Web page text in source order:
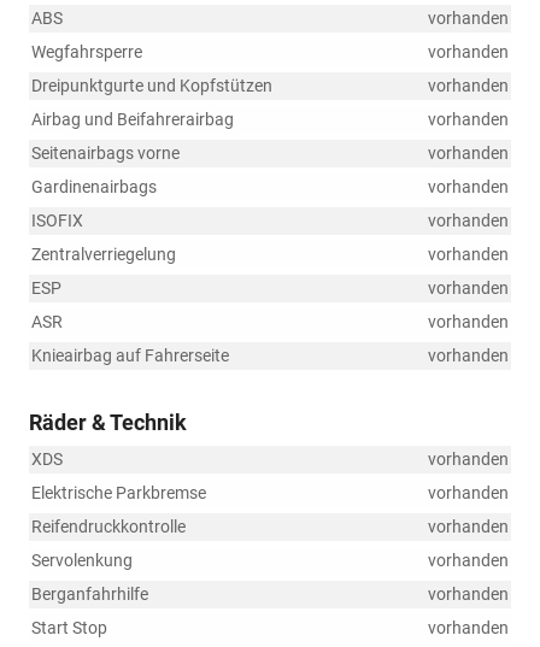
ABS
vorhanden
Wegfahrsperre
vorhanden
Dreipunktgurte und Kopfstützen
vorhanden
Airbag und Beifahrerairbag
vorhanden
Seitenairbags vorne
vorhanden
Gardinenairbags
vorhanden
ISOFIX
vorhanden
Zentralverriegelung
vorhanden
ESP
vorhanden
ASR
vorhanden
Knieairbag auf Fahrerseite
vorhanden
Räder & Technik
XDS
vorhanden
Elektrische Parkbremse
vorhanden
Reifendruckkontrolle
vorhanden
Servolenkung
vorhanden
Berganfahrhilfe
vorhanden
Start Stop
vorhanden